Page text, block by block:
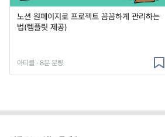
노션 원페이지로 프로젝트 꼼꼼하게 관리하는
법(템플릿 제공)
아티클 · 8분 분량